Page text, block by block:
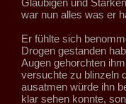
Gläubigen und
war nun alles was er
Er fühlte sich
Drogen gestanden
Augen gehorchten
versuchte zu blinzeln
ausatmen würde ihn
klar sehen konnte,